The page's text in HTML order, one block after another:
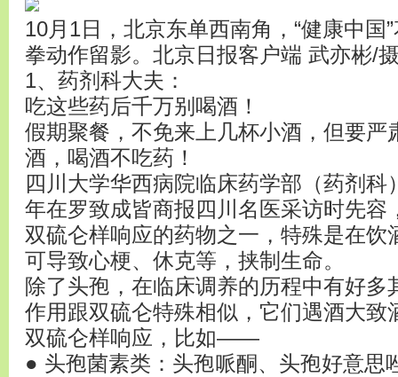
10月1日，北京东单西南角，“健康中国
拳动作留影。北京日报客户端 武亦彬/
1、药剂科大夫：
吃这些药后千万别喝酒！
假期聚餐，不免来上几杯小酒，但要严
酒，喝酒不吃药！
四川大学华西病院临床药学部（药剂科
年在罗致成皆商报四川名医采访时先容
双硫仑样响应的药物之一，特殊是在饮
可导致心梗、休克等，挟制生命。
除了头孢，在临床调养的历程中有好多
作用跟双硫仑特殊相似，它们遇酒大致
双硫仑样响应，比如——
● 头孢菌素类：头孢哌酮、头孢好意思